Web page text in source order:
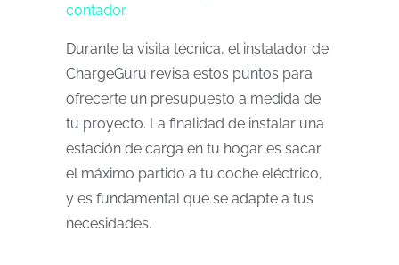
contador.
Durante la visita técnica, el instalador de
ChargeGuru revisa estos puntos para
ofrecerte un presupuesto a medida de
tu proyecto. La finalidad de instalar una
estación de carga en tu hogar es sacar
el máximo partido a tu coche eléctrico,
y es fundamental que se adapte a tus
necesidades.